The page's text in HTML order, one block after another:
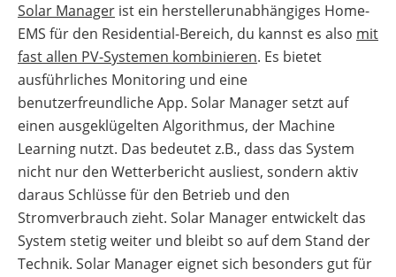
Solar Manager ist ein herstellerunabhängiges Home-
EMS für den Residential-Bereich, du kannst es also mit
fast allen PV-Systemen kombinieren. Es bietet
ausführliches Monitoring und eine
benutzerfreundliche App. Solar Manager setzt auf
einen ausgeklügelten Algorithmus, der Machine
Learning nutzt. Das bedeutet z.B., dass das System
nicht nur den Wetterbericht ausliest, sondern aktiv
daraus Schlüsse für den Betrieb und den
Stromverbrauch zieht. Solar Manager entwickelt das
System stetig weiter und bleibt so auf dem Stand der
Technik. Solar Manager eignet sich besonders gut für